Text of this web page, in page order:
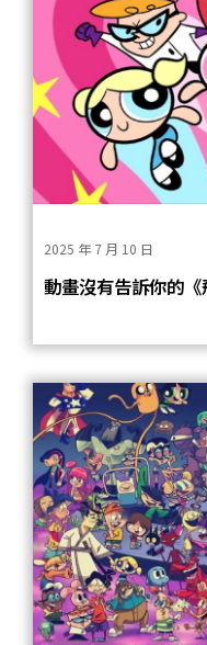
2025 年 7 月 10 日
動畫沒有告訴你的《